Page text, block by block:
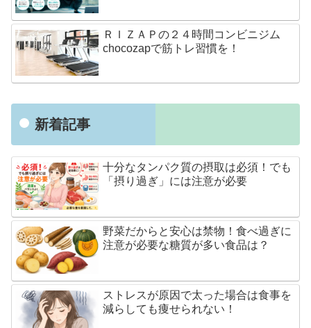
ＲＩＺＡＰの２４時間コンビニジム
chocozapで筋トレ習慣を！
新着記事
十分なタンパク質の摂取は必須！でも
「摂り過ぎ」には注意が必要
野菜だからと安心は禁物！食べ過ぎに
注意が必要な糖質が多い食品は？
ストレスが原因で太った場合は食事を
減らしても痩せられない！